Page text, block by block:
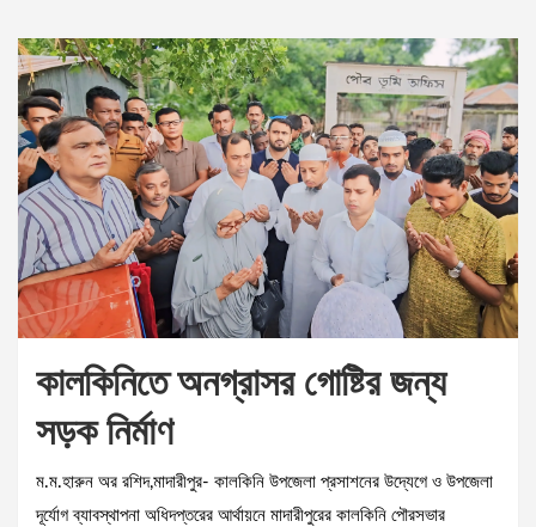
কালকিনিতে অনগ্রাসর গোষ্টির জন্য
সড়ক নির্মাণ
ম.ম.হারুন অর রশিদ,মাদারীপুর- কালকিনি উপজেলা প্রসাশনের উদ্যেগে ও উপজেলা
দূর্যোগ ব্যাবস্থাপনা অধিদপ্তরের আর্থায়নে মাদারীপুরের কালকিনি পৌরসভার